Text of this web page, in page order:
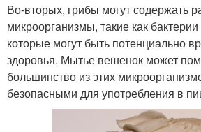
Во-вторых, грибы могут содержать
микроорганизмы, такие как
которые могут быть потенциально
здоровья. Мытье вешенок может
большинство из этих
безопасными для употребления в